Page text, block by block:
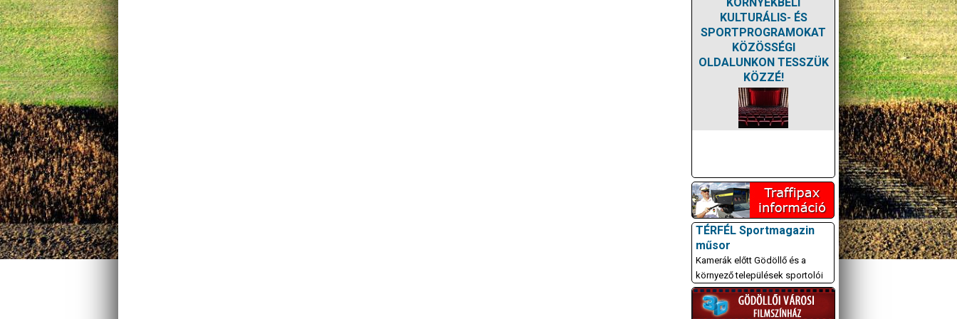
KULTURÁLIS- ÉS
SPORTPROGRAMOKAT
KÖZÖSSÉGI
OLDALUNKON TESSZÜK
KÖZZÉ!
TÉRFÉL Sportmagazin
műsor
Kamerák előtt Gödöllő és a
környező települések sportolói